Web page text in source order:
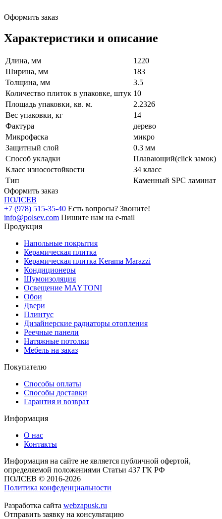
Оформить заказ
Характеристики и описание
Длина, мм
1220
Ширина, мм
183
Толщина, мм
3.5
Количество плиток в упаковке, штук 10
Площадь упаковки, кв. м.
2.2326
Вес упаковки, кг
14
Фактура
дерево
Микрофаска
микро
Защитный слой
0.3 мм
Способ укладки
Плавающий(click замок)
Класс износостойкости
34 класс
Тип
Каменный SPC ламинат
Оформить заказ
ПОЛСЕВ
+7 (978) 515-35-40 Есть вопросы? Звоните!
info@polsev.com Пишите нам на e-mail
Продукция
Напольные покрытия
Керамическая плитка
Керамическая плитка Kerama Marazzi
Кондиционеры
Шумоизоляция
Освещение MAYTONI
Обои
Двери
Плинтус
Дизайнерские радиаторы отопления
Реечные панели
Натяжные потолки
Мебель на заказ
Покупателю
Способы оплаты
Способы доставки
Гарантия и возврат
Информация
О нас
Контакты
Информация на сайте не является публичной офертой,
определяемой положениями Статьи 437 ГК РФ
ПОЛСЕВ © 2016-2026
Политика конфеденциальности
Разработка сайта webzapusk.ru
Отправить заявку на консультацию